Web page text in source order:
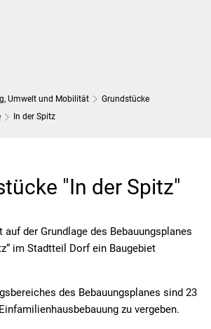
Umwelt und Mobilität
Grundstücke
In der Spitz
"In der Spitz"
der Grundlage des Bebauungsplanes
im Stadtteil Dorf ein Baugebiet
des Bebauungsplanes sind 23
zu vergeben.